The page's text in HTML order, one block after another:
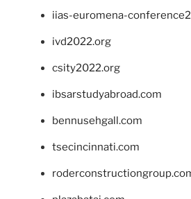
iias-euromena-
ivd2022.org
csity2022.org
ibsarstudyabroad.com
bennusehgall.com
tsecincinnati.com